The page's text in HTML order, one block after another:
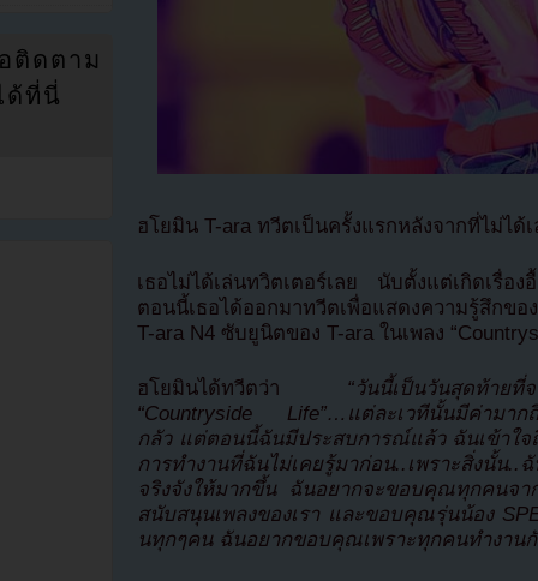
ฮโยมิน T-ara ทวีตเป็นครั้งแรกหลังจากที่ไม่ได้
เธอไม่ได้เล่นทวิตเตอร์เลย นับตั้งแต่เกิดเรื่อ
ตอนนี้เธอได้ออกมาทวีตเพื่อแสดงความรู้สึกขอ
T-ara N4 ซับยูนิตของ T-ara ในเพลง
ฮโยมินได้ทวีตว่า “วันนี้เป็นวันสุดท้ายที่
“Countryside Life”…แต่ละเวทีนั้นมีค่ามาก
กลัว แต่ตอนนี้ฉันมีประสบการณ์แล้ว ฉันเข้าใ
การทำงานที่ฉันไม่เคยรู้มาก่อน..เพราะสิ่งนั้น
จริงจังให้มากขึ้น ฉันอยากจะขอบคุณทุกคนจา
สนับสนุนเพลงของเรา และขอบคุณรุ่นน้อง
นทุกๆคน ฉันอยากขอบคุณเพราะทุกคนทำงานกั
ติดตาม
ด้ที่นี่